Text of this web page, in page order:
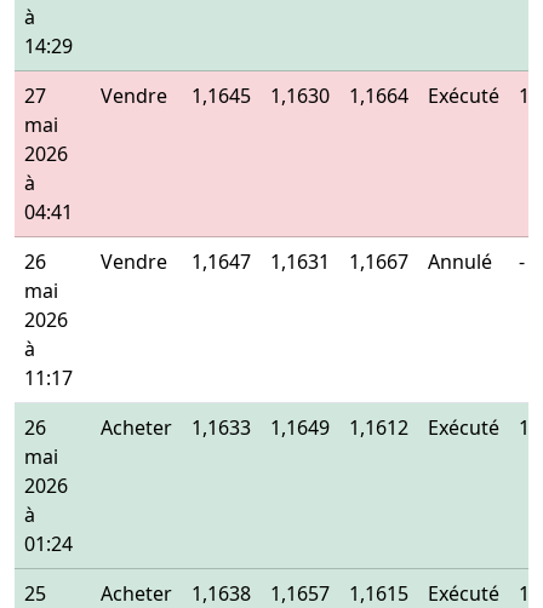
à
14:29
27
mai
2026
à
04:41
Vendre 1,1645 1,1630 1,1664 Exécuté
26
mai
2026
à
11:17
Vendre 1,1647 1,1631 1,1667 Annulé -
26
mai
2026
à
01:24
Acheter 1,1633 1,1649 1,1612 Exécuté
25
Acheter 1,1638 1,1657 1,1615 Exécuté